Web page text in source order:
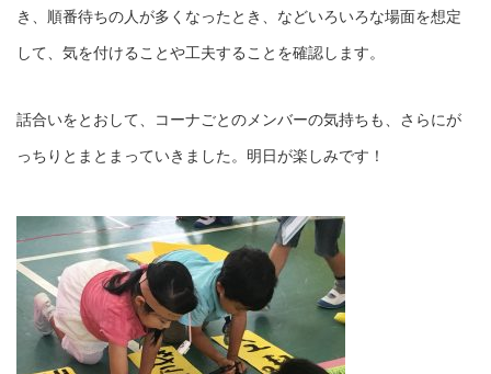
き、順番待ちの人が多くなったとき、などいろいろな場面を想定
して、気を付けることや工夫することを確認します。
話合いをとおして、コーナごとのメンバーの気持ちも、さらにが
っちりとまとまっていきました。明日が楽しみです！